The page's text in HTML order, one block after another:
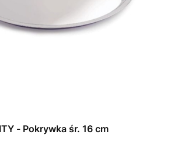
- Pokrywka śr. 16 cm